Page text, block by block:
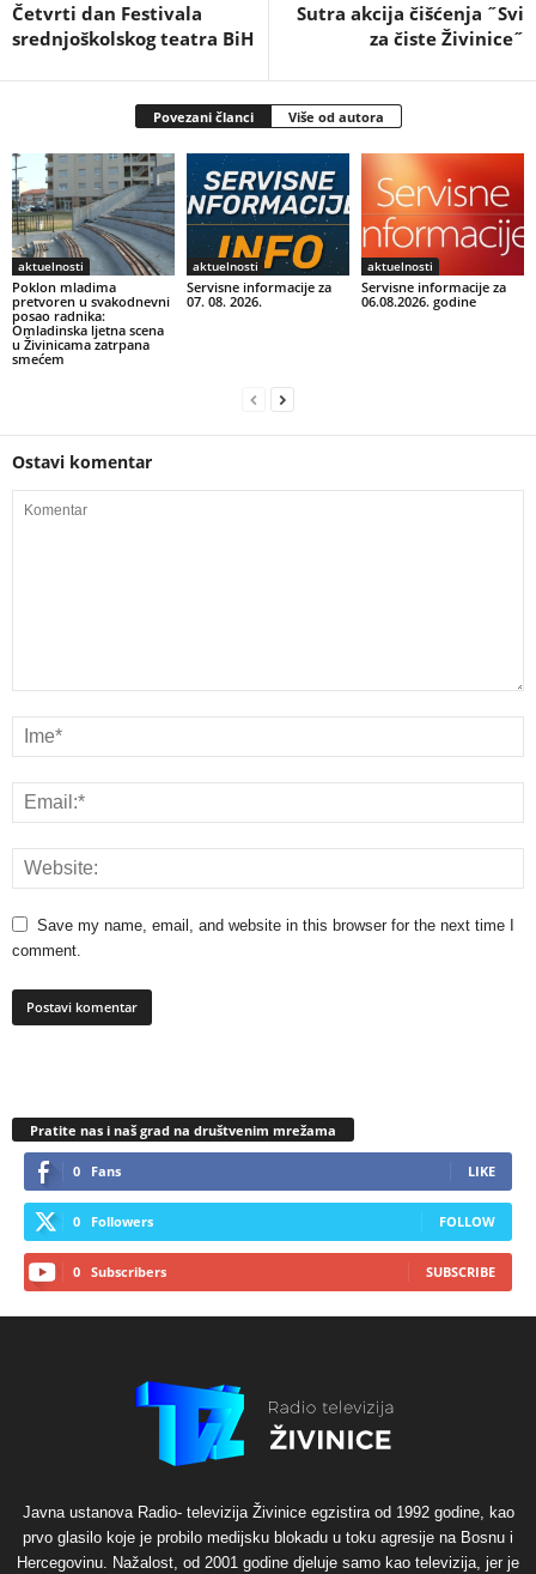
Četvrti dan Festivala
srednjoškolskog teatra BiH
Sutra akcija čišćenja ˝Svi
za čiste Živinice˝
Povezani članci Više od autora
aktuelnosti
Poklon mladima
pretvoren u svakodnevni
posao radnika:
Omladinska ljetna scena
u Živinicama zatrpana
smećem
aktuelnosti
Servisne informacije za
07. 08. 2026.
aktuelnosti
Servisne informacije za
06.08.2026. godine
Ostavi komentar
Save my name, email, and website in this browser for the next time I
comment.
Pratite nas i naš grad na društvenim mrežama
0 Fans LIKE
0 Followers FOLLOW
0 Subscribers SUBSCRIBE
Javna ustanova Radio- televizija Živinice egzistira od 1992 godine, kao
prvo glasilo koje je probilo medijsku blokadu u toku agresije na Bosnu i
Hercegovinu. Nažalost, od 2001 godine djeluje samo kao televizija, jer je